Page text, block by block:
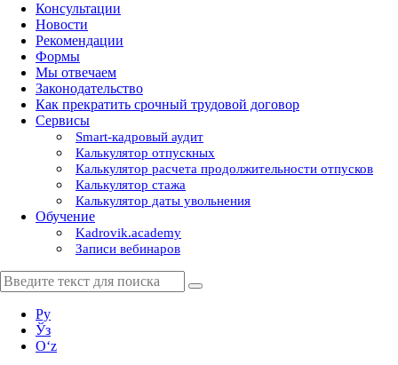
Консультации
Новости
Рекомендации
Формы
Мы отвечаем
Законодательство
Как прекратить срочный трудовой договор
Сервисы
Smart-кадровый аудит
Калькулятор отпускных
Калькулятор расчета продолжительности отпусков
Калькулятор стажа
Калькулятор даты увольнения
Обучение
Kadrovik.academy
Записи вебинаров
Ру
Ўз
Oʻz